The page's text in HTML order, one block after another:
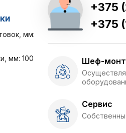
мм:
мм: 100
+375
+375
Шеф-
Сервис